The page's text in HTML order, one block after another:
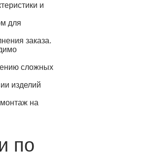
и
для
заказа.
сложных
изделий
на
по